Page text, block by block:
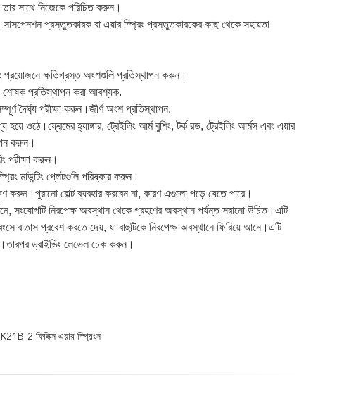
তার সাথে নিজেকে পরিচিত করুন।
প্রস্তুতকারক বা এয়ার স্প্রিং প্রস্তুতকারকের কাছ থেকে সহায়তা
প্রয়োজনে ক্ষতিগ্রস্ত অংশগুলি প্রতিস্থাপন করুন।
শোষক প্রতিস্থাপন করা আবশ্যক.
দৈর্ঘ্য পরীক্ষা করুন।জীর্ণ অংশ প্রতিস্থাপন.
ওঠে।ফ্রেমের হ্যাঙ্গার, ট্রেইলিং আর্ম বুশিং, টর্ক রড, ট্রেইলিং আর্মস এবং এয়ার
করুন।
পরীক্ষা করুন।
মাউন্টিং প্লেটগুলি পরিষ্কার করুন।
করুন।পুরানো বোল্ট ব্যবহার করবেন না, কারণ এগুলো পড়ে যেতে পারে।
সংযোগটি নিরপেক্ষ অবস্থান থেকে গ্রহণের অবস্থান পর্যন্ত সরানো উচিত।এটি
বাতাস প্রবেশ করতে দেয়, যা বাহুটিকে নিরপেক্ষ অবস্থানে ফিরিয়ে আনে।এটি
ড্রাইভিং লেভেল চেক করুন।
2 ফিনিক্স এয়ার স্প্রিংস